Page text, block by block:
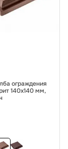
ограждения
140х140 мм,